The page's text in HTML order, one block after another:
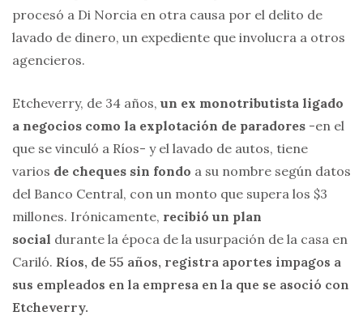
procesó a Di Norcia en otra causa por el delito de
lavado de dinero, un expediente que involucra a otros
agencieros.
Etcheverry, de 34 años, un ex monotributista ligado
a negocios como la explotación de paradores -en el
que se vinculó a Ríos- y el lavado de autos, tiene
varios de cheques sin fondo a su nombre según datos
del Banco Central, con un monto que supera los $3
millones. Irónicamente, recibió un plan
social durante la época de la usurpación de la casa en
Cariló. Ríos, de 55 años, registra aportes impagos a
sus empleados en la empresa en la que se asoció con
Etcheverry.